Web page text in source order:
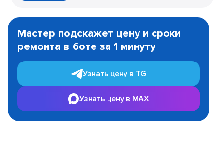
1
Мастер подскажет цену и сроки
ремонта в боте за 1 минуту
Узнать цену в TG
Узнать цену в MAX